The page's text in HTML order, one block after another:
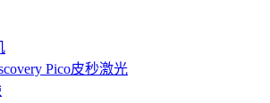
Pico皮秒激光